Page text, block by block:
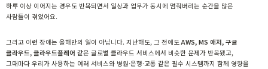
하루 이상 이어지는 경우도 반복되면서 일상과 업무가 동시에 멈춰버리는 순간을 많은
사람들이 겪었어요.
그리고 이런 장애는 올해만의 일이 아닙니다. 지난해도, 그 전에도AWS, MS 애저, 구글
클라우드, 클라우드플레어 같은 글로벌 클라우드 서비스에서 비슷한 문제가 반복됐고,
그때마다 우리가 사용하는 여러 서비스와 병원·은행·교통 같은 필수 시스템까지 함께 영향을